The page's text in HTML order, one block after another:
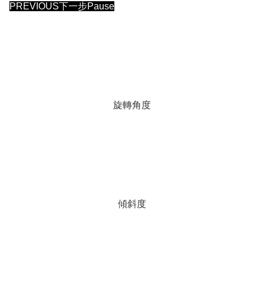
PREVIOUS下一步Pause
旋轉角度
傾斜度